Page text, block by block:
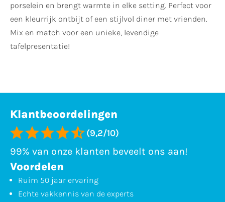
porselein en brengt warmte in elke setting. Perfect voor
een kleurrijk ontbijt of een stijlvol diner met vrienden.
Mix en match voor een unieke, levendige
tafelpresentatie!
Klantbeoordelingen
(9,2/10)
99% van onze klanten beveelt ons aan!
Voordelen
Ruim 50 jaar ervaring
Echte vakkennis van de experts